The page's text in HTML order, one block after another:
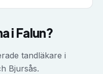
i Falun?
tandläkare i
Bjursås.